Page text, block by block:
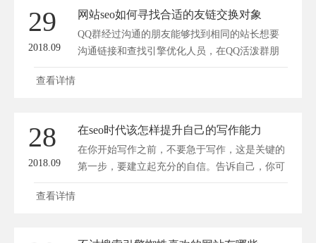
29
2018.09
网站seo如何寻找合适的友链交换对象
QQ群经过沟通的朋友能够找到相同的站长想要
沟通链接和查找引擎优化人员，在QQ活泼群朋
友...
查看详情
28
2018.09
在seo时代该怎样提升自己的写作能力
在你开始写作之前，不要急于写作，这是关键的
第一步，要建立起充分的自信。告诉自己，你可
以，一...
查看详情